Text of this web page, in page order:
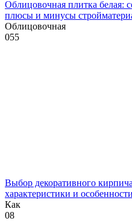
Облицовочная плитка белая:
плюсы и минусы
Облицовочная
055
Выбор декоративного
характеристики и
Как
08